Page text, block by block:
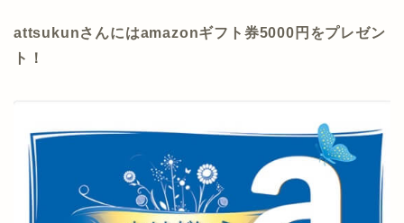
attsukunさんにはamazonギフト券5000円をプレゼン
ト！